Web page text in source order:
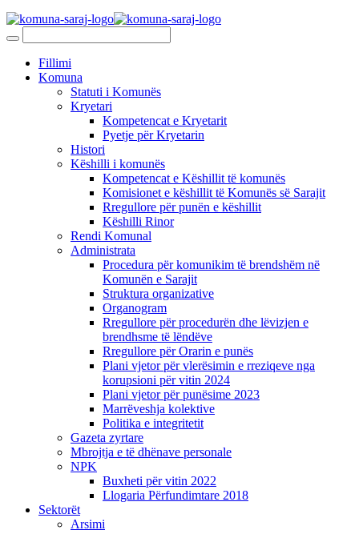
Fillimi
Komuna
Statuti i Komunës
Kryetari
Kompetencat e Kryetarit
Pyetje për Kryetarin
Histori
Këshilli i komunës
Kompetencat e Këshillit të komunës
Komisionet e këshillit të Komunës së Sarajit
Rregullore për punën e këshillit
Këshilli Rinor
Rendi Komunal
Administrata
Procedura për komunikim të brendshëm në
Komunën e Sarajit
Struktura organizative
Organogram
Rregullore për procedurën dhe lëvizjen e
brendhsme të lëndëve
Rregullore për Orarin e punës
Plani vjetor për vlerësimin e rreziqeve nga
korupsioni për vitin 2024
Plani vjetor për punësime 2023
Marrëveshja kolektive
Politika e integritetit
Gazeta zyrtare
Mbrojtja e të dhënave personale
NPK
Buxheti për vitin 2022
Llogaria Përfundimtare 2018
Sektorët
Arsimi